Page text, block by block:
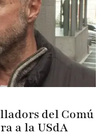
del Comú
a la USdA